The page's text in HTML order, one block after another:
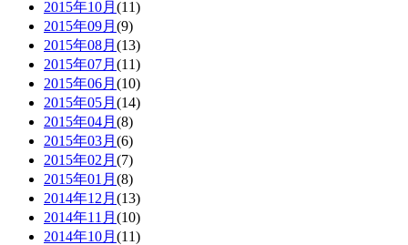
2015年10月 (11)
2015年09月 (9)
2015年08月 (13)
2015年07月 (11)
2015年06月 (10)
2015年05月 (14)
2015年04月 (8)
2015年03月 (6)
2015年02月 (7)
2015年01月 (8)
2014年12月 (13)
2014年11月 (10)
2014年10月 (11)